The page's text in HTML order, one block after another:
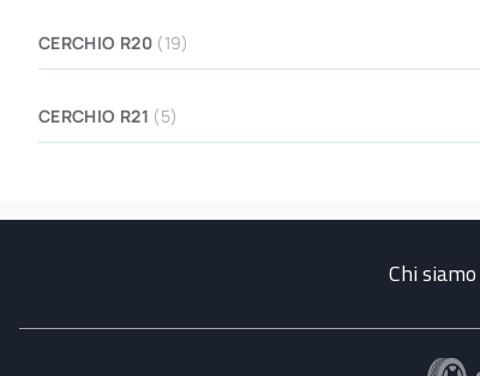
CERCHIO R20 (19)
CERCHIO R21 (5)
Chi siamo